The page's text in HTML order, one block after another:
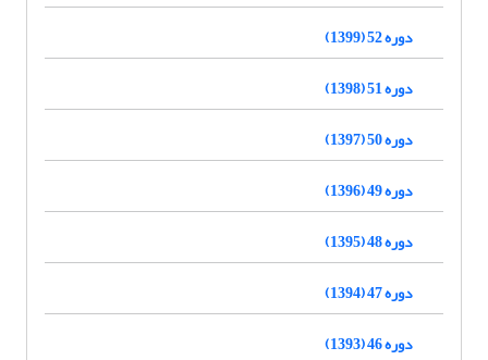
دوره 52 (1399)
دوره 51 (1398)
دوره 50 (1397)
دوره 49 (1396)
دوره 48 (1395)
دوره 47 (1394)
دوره 46 (1393)